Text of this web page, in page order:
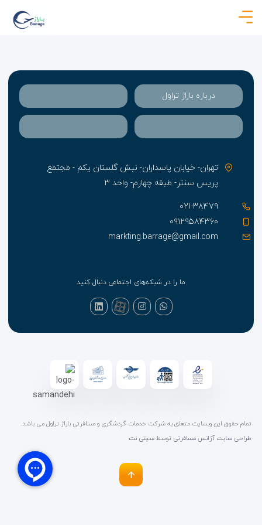
درباره باراژ تراول
تهران- خیابان پاسداران- نبش گلستان یکم - مجتمع
پریس سنتر- طبقه چهارم- واحد ۳
۰۲۱-۳۸۴۷۹
۰۹۱۲۹۵۸۴۳۶۰
markting.barrage@gmail.com
ما را در شبکه‌های اجتماعی دنبال کنید
تمام حقوق این وبسایت متعلق به شرکت خدمات گردشگری و مسافرتی باراژ تراول می باشد.
طراحی سایت آژانس مسافرتی توسط سیتی نت